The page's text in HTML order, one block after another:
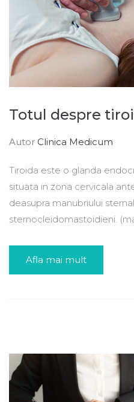
Totul despre
Autor Clinica Medicum
Tiroida este o glanda
situata in zona cervicala
deasupra manubriului
sternocleidomastoidieni.
Afla mai mult